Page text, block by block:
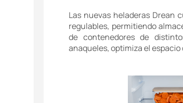
Las nuevas heladeras Drean
regulables, permitiendo
de contenedores de
anaqueles, optimiza el espacio